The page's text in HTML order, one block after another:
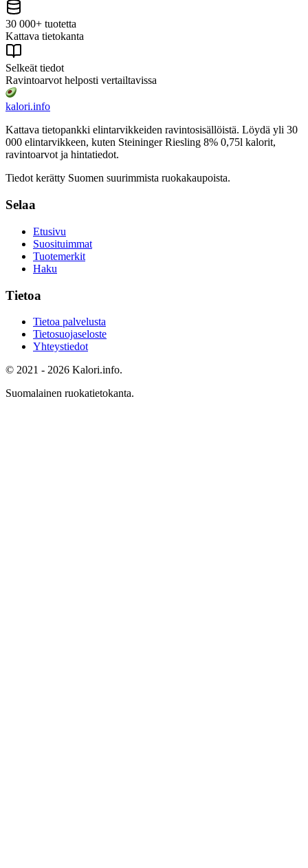
30 000+ tuotetta
Kattava tietokanta
Selkeät tiedot
Ravintoarvot helposti vertailtavissa
kalori.info
Kattava tietopankki elintarvikkeiden ravintosisällöistä. Löydä yli 30
000 elintarvikkeen, kuten Steininger Riesling 8% 0,75l kalorit,
ravintoarvot ja hintatiedot.
Tiedot kerätty Suomen suurimmista ruokakaupoista.
Selaa
Etusivu
Suosituimmat
Tuotemerkit
Haku
Tietoa
Tietoa palvelusta
Tietosuojaseloste
Yhteystiedot
© 2021 - 2026 Kalori.info.
Suomalainen ruokatietokanta.